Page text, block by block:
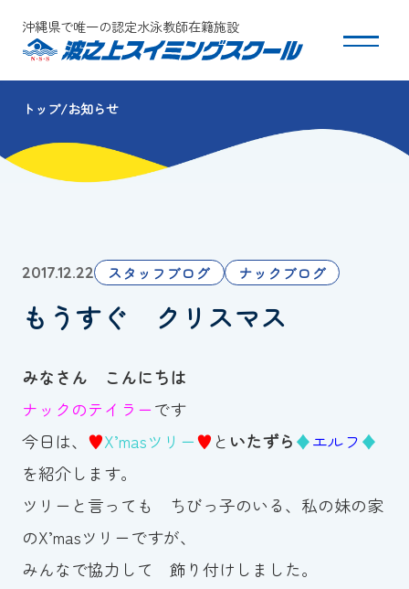
沖縄県で唯一の認定水泳教師在籍施設
スクールについて
コース・クラス紹介
団体会員募集
採用情報
お知らせ
カレンダー
波スイタイムズ
トップ お知らせ
2017.12.22 スタッフブログ ナックブログ
もうすぐ クリスマス
みなさん こんにちは
ナックのテイラーです
今日は、 ♥X’masツリー♥ と いたずら♦エルフ♦
を紹介します。
ツリーと言っても ちびっ子のいる、私の妹の家
のX’masツリーですが、
みんなで協力して 飾り付けしました。